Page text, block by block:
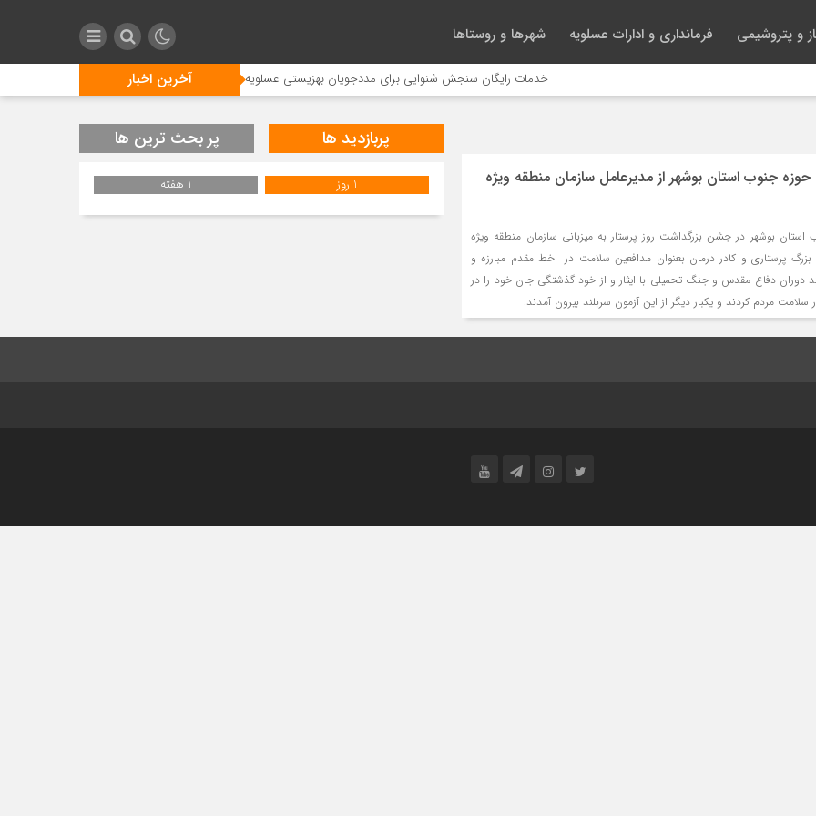
و پتروشیمی فرمانداری و ادارات عسلویه شهرها و روستاها
آخرین اخبار خدمات رایگان سنجش شنوایی برای مددجویان بهزیستی عسلویه برگزاری مجمع سالانه پتروشیمی زاگرس/تصویب سود نقدی ۵۷۵۰ ریالی/ديداري:پتروشیمی «زاگرس»
جنوب استان بوشهر از مدیرعامل سازمان منطقه ویژه
بوشهر در جشن بزرگداشت روز پرستار به میزبانی سازمان منطقه ویژه
پرستاری و کادر درمان بعنوان مدافعین سلامت در خط مقدم مبارزه و
دوران دفاع مقدس و جنگ تحمیلی با ایثار و از خود گذشتگی جان خود را در
مردم کردند و یکبار دیگر از این آزمون سربلند بیرون آمدند.
پربازدید ها پر بحث ترین ها
1 روز 1 هفته